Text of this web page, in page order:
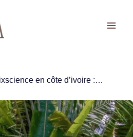
retour sur le séminaire mixscience en côte d’ivoire : les grands enjeux qui façonnent l’aviculture de demain